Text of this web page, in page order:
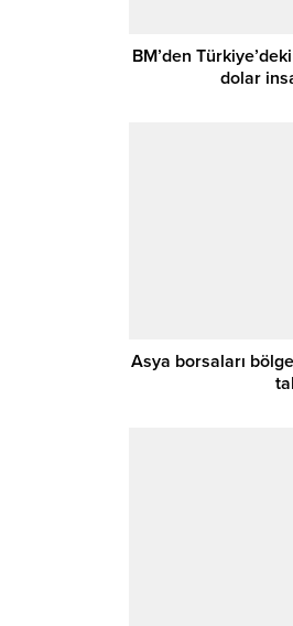
BM’den
dolar
Asya borsaları